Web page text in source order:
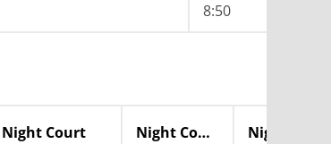
8:50
Night Court
Night Court
Night Court